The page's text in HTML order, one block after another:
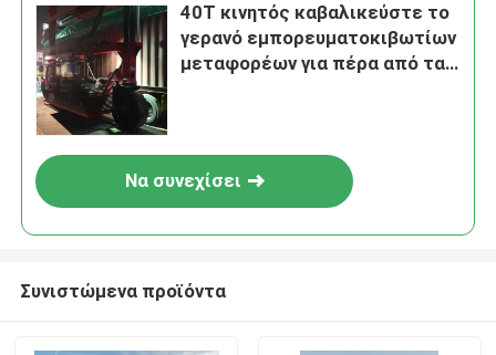
40T κινητός καβαλικεύστε το
γερανό εμπορευματοκιβωτίων
μεταφορέων για πέρα από τα
Να συνεχίσει
Συνιστώμενα προϊόντα